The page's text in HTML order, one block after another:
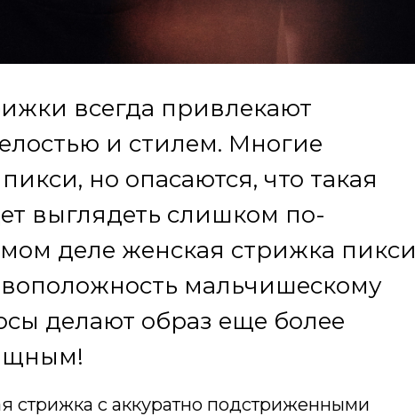
всегда привлекают
и стилем. Многие
но опасаются, что такая
выглядеть слишком по-
деле женская стрижка пикси
мальчишескому
делают образ еще более
стрижка с аккуратно подстриженными